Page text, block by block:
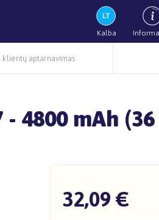
Kalba
klientų aptarnavimas
4800 mAh
32,09 €